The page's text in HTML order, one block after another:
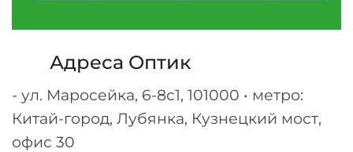
Адреса Оптик
- ул. Маросейка, 6-8с1, 101000 • метро:
Китай-город, Лубянка, Кузнецкий мост,
офис 30